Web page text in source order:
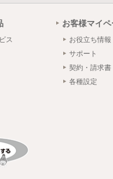
ス
お客様マイ
お役立ち情報
サポート
契約・請求書
各種設定